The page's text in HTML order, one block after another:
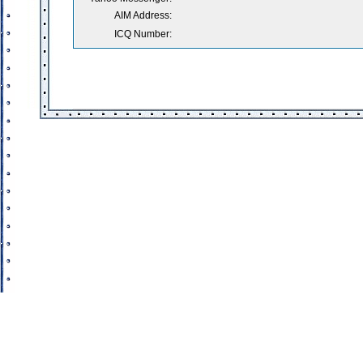
AIM Address:
ICQ Number: